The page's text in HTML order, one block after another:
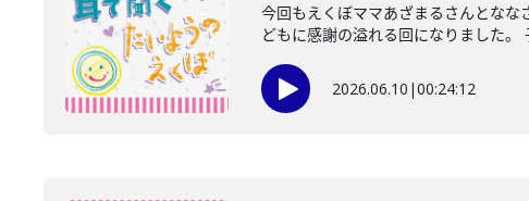
今回もえくぼママあざまるさんとな
どもに感謝の溢れる回になりました。
2026.06.10 |00:24:12